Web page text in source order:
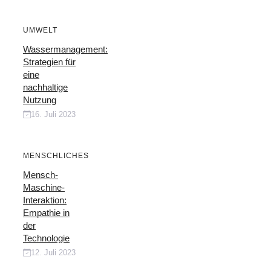
UMWELT
Wassermanagement:
Strategien für
eine
nachhaltige
Nutzung
16. Juli 2023
MENSCHLICHES
Mensch-
Maschine-
Interaktion:
Empathie in
der
Technologie
12. Juli 2023